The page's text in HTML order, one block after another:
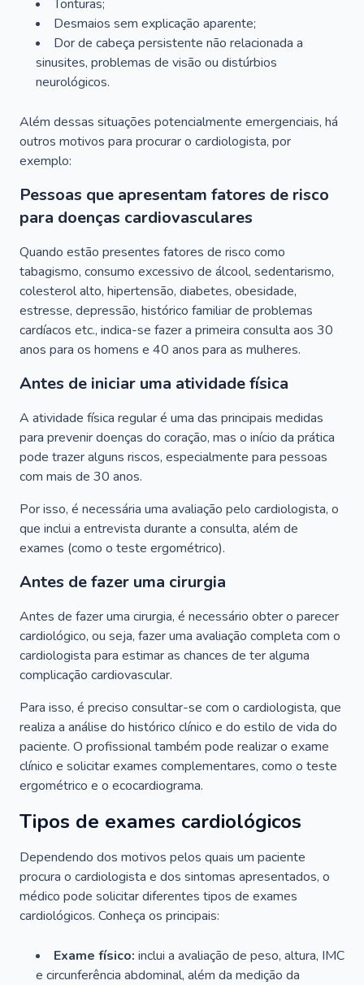
Tonturas;
Desmaios sem explicação aparente;
Dor de cabeça persistente não relacionada a
sinusites, problemas de visão ou distúrbios
neurológicos.
Além dessas situações potencialmente emergenciais, há
outros motivos para procurar o cardiologista, por
exemplo:
Pessoas que apresentam fatores de risco
para doenças cardiovasculares
Quando estão presentes fatores de risco como
tabagismo, consumo excessivo de álcool, sedentarismo,
colesterol alto, hipertensão, diabetes, obesidade,
estresse, depressão, histórico familiar de problemas
cardíacos etc., indica-se fazer a primeira consulta aos 30
anos para os homens e 40 anos para as mulheres.
Antes de iniciar uma atividade física
A atividade física regular é uma das principais medidas
para prevenir doenças do coração, mas o início da prática
pode trazer alguns riscos, especialmente para pessoas
com mais de 30 anos.
Por isso, é necessária uma avaliação pelo cardiologista, o
que inclui a entrevista durante a consulta, além de
exames (como o teste ergométrico).
Antes de fazer uma cirurgia
Antes de fazer uma cirurgia, é necessário obter o parecer
cardiológico, ou seja, fazer uma avaliação completa com o
cardiologista para estimar as chances de ter alguma
complicação cardiovascular.
Para isso, é preciso consultar-se com o cardiologista, que
realiza a análise do histórico clínico e do estilo de vida do
paciente. O profissional também pode realizar o exame
clínico e solicitar exames complementares, como o teste
ergométrico e o ecocardiograma.
Tipos de exames cardiológicos
Dependendo dos motivos pelos quais um paciente
procura o cardiologista e dos sintomas apresentados, o
médico pode solicitar diferentes tipos de exames
cardiológicos. Conheça os principais:
Exame físico: inclui a avaliação de peso, altura, IMC
e circunferência abdominal, além da medição da